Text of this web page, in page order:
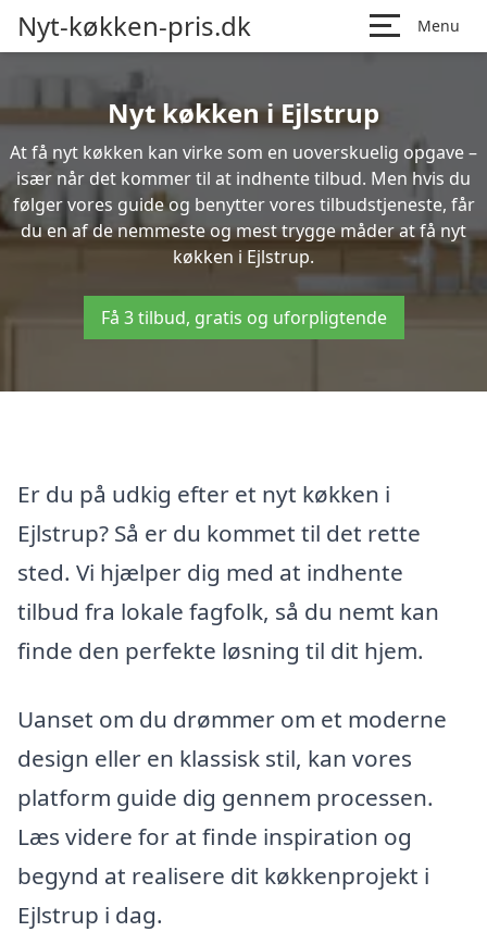
Nyt-køkken-pris.dk Menu
Nyt køkken i Ejlstrup
At få nyt køkken kan virke som en uoverskuelig opgave –
især når det kommer til at indhente tilbud. Men hvis du
følger vores guide og benytter vores tilbudstjeneste, får
du en af de nemmeste og mest trygge måder at få nyt
køkken i Ejlstrup.
Få 3 tilbud, gratis og uforpligtende
Er du på udkig efter et nyt køkken i
Ejlstrup? Så er du kommet til det rette
sted. Vi hjælper dig med at indhente
tilbud fra lokale fagfolk, så du nemt kan
finde den perfekte løsning til dit hjem.
Uanset om du drømmer om et moderne
design eller en klassisk stil, kan vores
platform guide dig gennem processen.
Læs videre for at finde inspiration og
begynd at realisere dit køkkenprojekt i
Ejlstrup i dag.